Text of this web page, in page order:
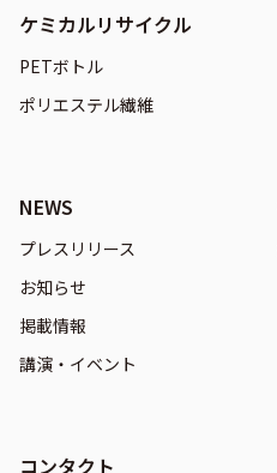
ケミカルリサイクル
PETボトル
ポリエステル繊維
NEWS
プレスリリース
お知らせ
掲載情報
講演・イベント
コンタクト